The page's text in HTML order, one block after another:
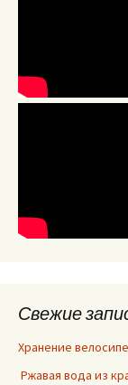
Свежие
Хранение
Ржавая вода из